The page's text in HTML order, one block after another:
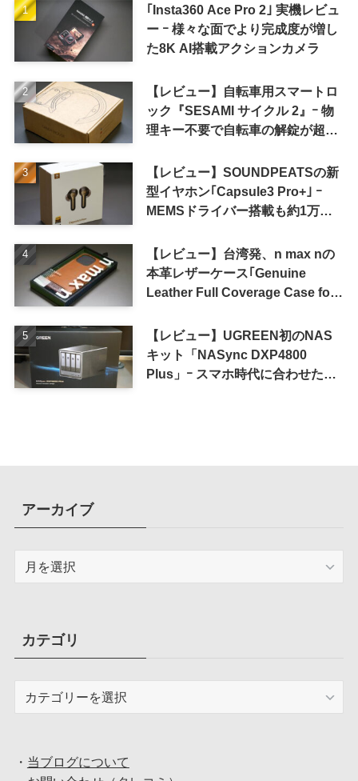
｢Insta360 Ace Pro 2｣ 実機レビュ
ー ｰ 様々な面でより完成度が増し
た8K AI搭載アクションカメラ
【レビュー】自転車用スマートロ
ック『SESAMI サイクル 2』ｰ 物
理キー不要で自転車の解錠が超簡
【レビュー】SOUNDPEATSの新
型イヤホン｢Capsule3 Pro+｣ ｰ
MEMSドライバー搭載も約1万円
【レビュー】台湾発、n max nの
本革レザーケース｢Genuine
Leather Full Coverage Case for
【レビュー】UGREEN初のNAS
キット「NASync DXP4800
Plus」ｰ スマホ時代に合わせた設
アーカイブ
ブカテゴリ
・ 当ブログについて